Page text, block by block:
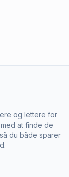
og lettere for
at finde de
du både sparer